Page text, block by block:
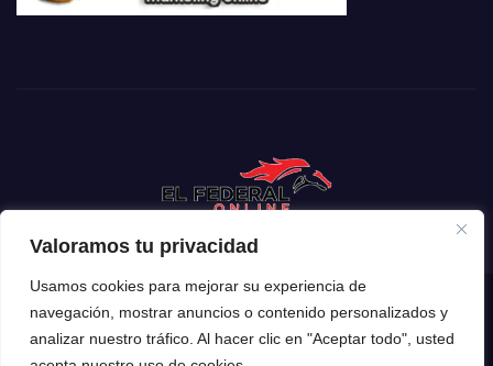
Valoramos tu privacidad
Usamos cookies para mejorar su experiencia de
navegación, mostrar anuncios o contenido personalizados y
analizar nuestro tráfico. Al hacer clic en "Aceptar todo", usted
Funciona gracias a WordPress |Tema: Newsup deThemeansar